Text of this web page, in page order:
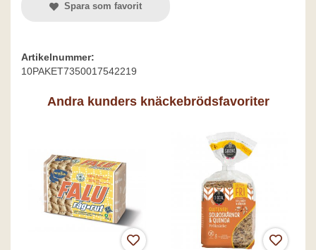
Spara som favorit
Artikelnummer:
10PAKET7350017542219
Andra kunders knäckebrödsfavoriter